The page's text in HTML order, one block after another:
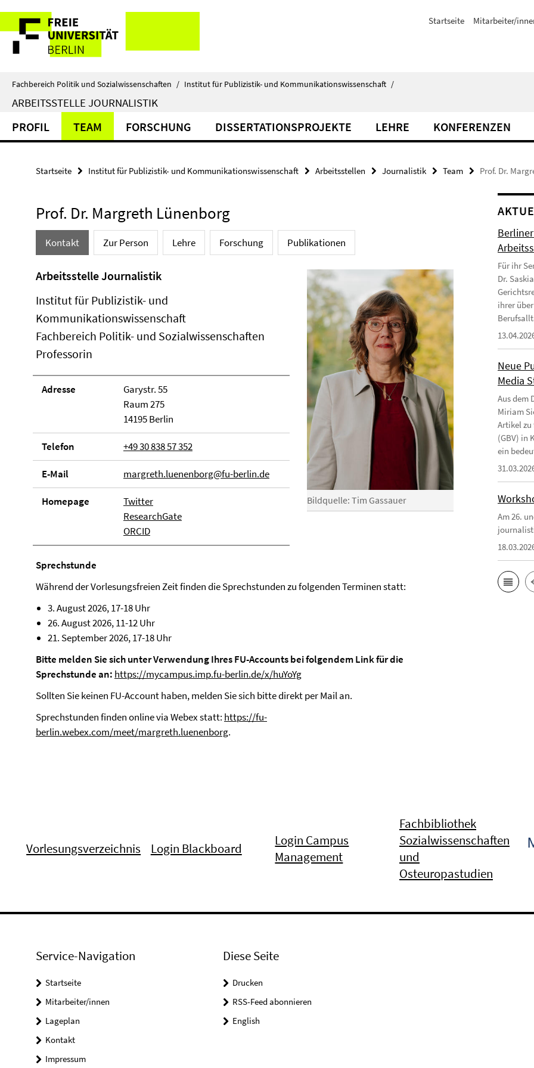
direkt
Inhalt
Service-
Navigation
Startseite Mitarbeiter/
Fachbereich Politik und Sozialwissenschaften / Institut für Publizistik- und Kommunikationswissenschaft /
ARBEITSSTELLE JOURNALISTIK
PROFIL TEAM FORSCHUNG DISSERTATIONSPROJEKTE LEHRE KONFERENZEN
Startseite Institut für Publizistik- und Kommunikationswissenschaft Arbeitsstellen Journalistik Team Prof. Dr.
Prof. Dr. Margreth Lünenborg
Kontakt Zur Person Lehre Forschung Publikationen
Bildquelle: Tim Gassauer
Arbeitsstelle Journalistik
Institut für Publizistik- und
Kommunikationswissenschaft
Fachbereich Politik- und Sozialwissenschaften
Professorin
Adresse
Garystr. 55
Raum 275
14195 Berlin
Telefon +49 30 838 57 352
E-Mail margreth.luenenborg@fu-berlin.de
Homepage
Twitter
ResearchGate
ORCID
Sprechstunde
Während der Vorlesungsfreien Zeit finden die Sprechstunden zu folgenden Terminen statt:
3. August 2026, 17-18 Uhr
26. August 2026, 11-12 Uhr
21. September 2026, 17-18 Uhr
Bitte melden Sie sich unter Verwendung Ihres FU-Accounts bei folgendem Link für die
Sprechstunde an: https://mycampus.imp.fu-berlin.de/x/huYoYg
Sollten Sie keinen FU-Account haben, melden Sie sich bitte direkt per Mail an.
Sprechstunden finden online via Webex statt: https://fu-
berlin.webex.com/meet/margreth.luenenborg.
Für ihr
Dr.
ihrer
Neue
Media
Aus dem
Miriam
Artikel zu
(GBV) in
ein
Am 26.
Vorlesungsverzeichnis Login Blackboard
Login Campus
Management
Fachbibliothek
Sozialwissenschaften
und
Osteuropastudien
Service-Navigation
Startseite
Mitarbeiter/innen
Lageplan
Kontakt
Impressum
Diese Seite
Drucken
RSS-Feed abonnieren
English